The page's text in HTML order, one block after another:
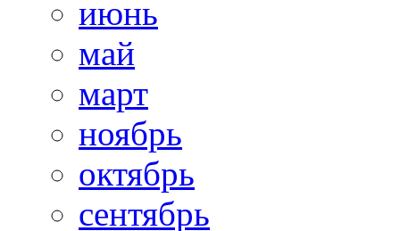
июнь
май
март
ноябрь
октябрь
сентябрь